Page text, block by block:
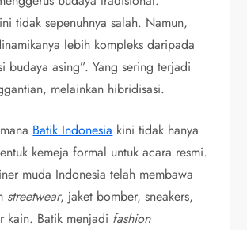
tidak sepenuhnya salah. Namun,
lebih kompleks daripada
budaya asing”. Yang sering terjadi
melainkan hibridisasi.
Batik Indonesia kini tidak hanya
kemeja formal untuk acara resmi.
muda Indonesia telah membawa
streetwear, jaket bomber, sneakers,
kain. Batik menjadi fashion